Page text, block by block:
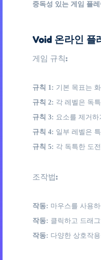
중독성 있는 게임 플
Void 온라인 플
게임 규칙:
규칙 1: 기본 목표는
규칙 2: 각 레벨은 독
규칙 3: 요소를 제거
규칙 4: 일부 레벨은
규칙 5: 각 독특한 도
조작법:
작동: 마우스를 사용
작동: 클릭하고 드래
작동: 다양한 상호작